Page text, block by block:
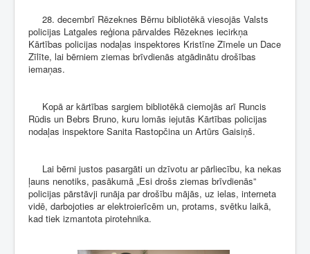
28. decembrī Rēzeknes Bērnu bibliotēkā viesojās Valsts
policijas Latgales reģiona pārvaldes Rēzeknes iecirkņa
Kārtības policijas nodaļas inspektores Kristīne Zīmele un Dace
Zīlīte, lai bērniem ziemas brīvdienās atgādinātu drošības
iemaņas.
Kopā ar kārtības sargiem bibliotēkā ciemojās arī Runcis
Rūdis un Bebrs Bruno, kuru lomās iejutās Kārtības policijas
nodaļas inspektore Sanita Rastopčina un Artūrs Gaisiņš.
Lai bērni justos pasargāti un dzīvotu ar pārliecību, ka nekas
ļauns nenotiks, pasākumā „Esi drošs ziemas brīvdienās”
policijas pārstāvji runāja par drošību mājās, uz ielas, interneta
vidē, darbojoties ar elektroierīcēm un, protams, svētku laikā,
kad tiek izmantota pirotehnika.